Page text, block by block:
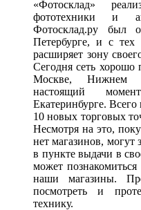
«Фотосклад»
фототехники и
Фотосклад.ру был
Петербурге, и с
расширяет зону
Сегодня сеть хорошо
Москве, Нижнем
настоящий
Екатеринбурге.
10 новых торговых
Несмотря на это,
нет магазинов, могут
в пункте выдачи в
может
наши магазины.
посмотреть и
технику.